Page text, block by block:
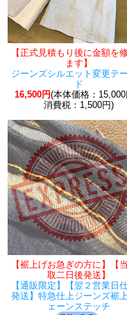
【正式見積もり後に金額を
ます】
ジーンズシルエット変更テ
ド
16,500円(本体価格：
消費税：1,500円)
【裾上げお急ぎの方に】【
取二日後発送】
【通販限定】【翌２営業日
発送】特急仕上ジーンズ裾
ェーンステッチ